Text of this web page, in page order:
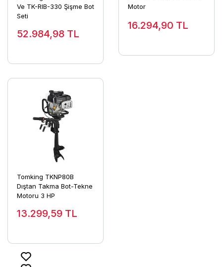
Ve TK-RIB-330 Şişme Bot
Seti
52.984,98 TL
Motor
16.294,90 TL
Tomking TKNP80B
Dıştan Takma Bot-Tekne
Motoru 3 HP
13.299,59 TL